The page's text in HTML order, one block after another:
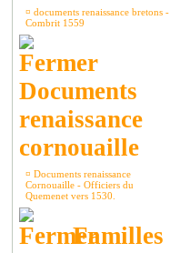
¤ documents renaissance bretons -
Combrit 1559
Documents
renaissance
cornouaille
¤ Documents renaissance
Cornouaille - Officiers du
Quemenet vers 1530.
Familles